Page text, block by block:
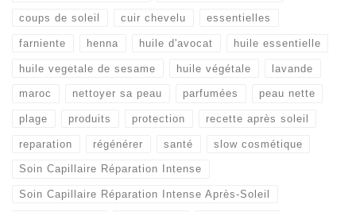
coups de soleil cuir chevelu essentielles
farniente henna huile d'avocat huile essentielle
huile vegetale de sesame huile végétale lavande
maroc nettoyer sa peau parfumées peau nette
plage produits protection recette après soleil
reparation régénérer santé slow cosmétique
Soin Capillaire Réparation Intense
Soin Capillaire Réparation Intense Après-Soleil